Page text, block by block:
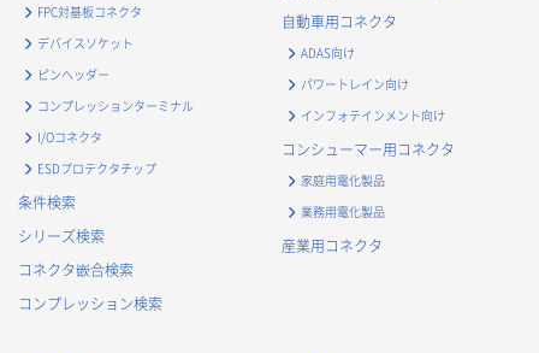
FPC対基板コネクタ
デバイスソケット
ピンヘッダー
コンプレッションターミナル
I/Oコネクタ
ESDプロテクタチップ
条件検索
シリーズ検索
コネクタ嵌合検索
コンプレッション検索
自動車用コネクタ
ADAS向け
パワートレイン向け
インフォテインメント向け
コンシューマー用コネクタ
家庭用電化製品
業務用電化製品
産業用コネクタ